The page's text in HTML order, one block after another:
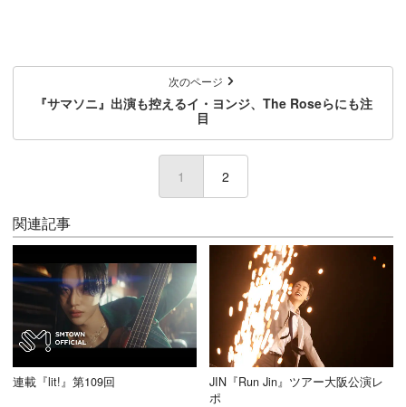
次のページ
『サマソニ』出演も控えるイ・ヨンジ、The Roseらにも注
目
1 (current)
2
関連記事
連載『lit!』第109回
JIN『Run Jin』ツアー大阪公演レ
ポ